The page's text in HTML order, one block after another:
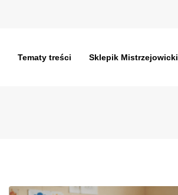
Tematy treści Sklepik Mistrzejowicki